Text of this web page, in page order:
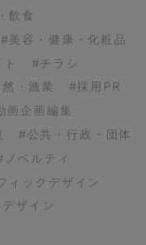
飲食
#美容・健康・化粧品
#チラシ
・漁業
#採用PR
画企画編集
#公共・行政・団体
ノベルティ
ィックデザイン
ザイン